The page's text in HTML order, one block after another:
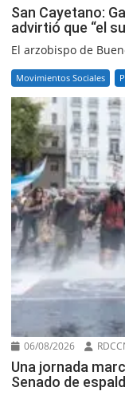
San Cayetano:
advirtió que “el
El arzobispo de
Movimientos Sociales
06/08/2026
Una jornada
Senado de